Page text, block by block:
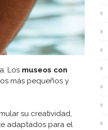
Los museos con
más pequeños y
su creatividad,
adaptados para el